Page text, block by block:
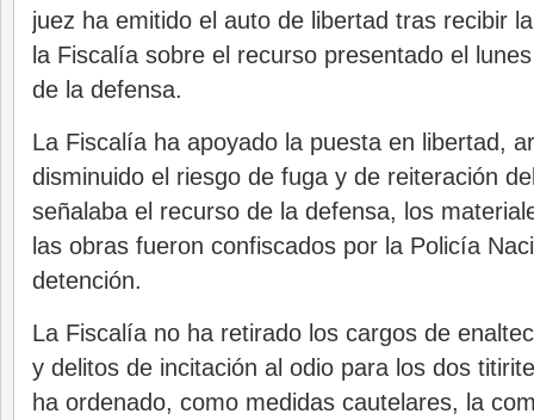
juez ha emitido el auto de libertad tras recibir
la Fiscalía sobre el recurso presentado el
de la defensa.
La Fiscalía ha apoyado la puesta en libertad,
disminuido el riesgo de fuga y de reiteración
señalaba el recurso de la defensa, los
las obras fueron confiscados por la Policía
detención.
La Fiscalía no ha retirado los cargos de
y delitos de incitación al odio para los dos
ha ordenado, como medidas cautelares, la